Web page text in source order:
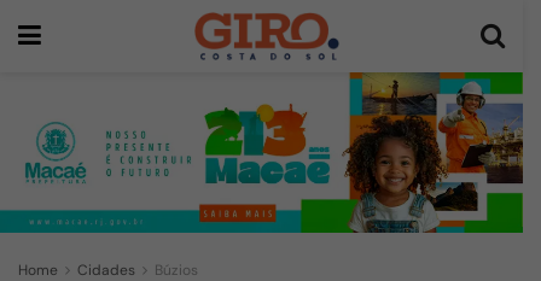
Home Cidades Búzios